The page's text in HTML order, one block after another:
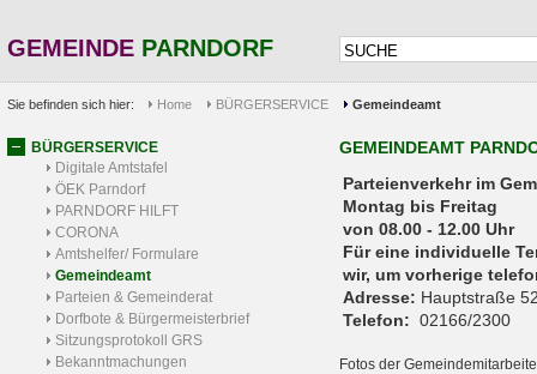
GEMEINDE PARNDORF
Sie befinden sich hier: Home BÜRGERSERVICE Gemeindeamt
BÜRGERSERVICE
Digitale Amtstafel
ÖEK Parndorf
PARNDORF HILFT
CORONA
Amtshelfer/ Formulare
Gemeindeamt
Parteien & Gemeinderat
Dorfbote & Bürgermeisterbrief
Sitzungsprotokoll GRS
Bekanntmachungen
GEMEINDEAMT
Parteienverkehr
Montag bis Freitag
von 08.00 - 12.00 Uhr
Für eine individuelle
wir, um vorherige
Adresse: Hauptstraße
Telefon: 02166/2300
Fotos der